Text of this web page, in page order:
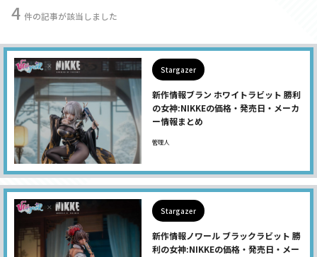
4 件の記事が該当しました
Stargazer
新作情報ブラン ホワイトラビット 勝利
の女神:NIKKEの価格・発売日・メーカ
ー情報まとめ
管理人
Stargazer
新作情報ノワール ブラックラビット 勝
利の女神:NIKKEの価格・発売日・メー